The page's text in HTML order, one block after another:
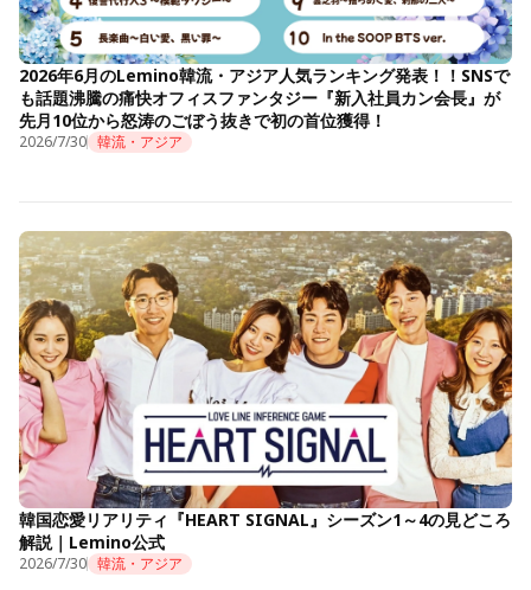
2026年6月のLemino韓流・アジア人気ランキング発表！！SNSで
も話題沸騰の痛快オフィスファンタジー『新入社員カン会長』が
先月10位から怒涛のごぼう抜きで初の首位獲得！
2026/7/30 韓流・アジア
韓国恋愛リアリティ『HEART SIGNAL』シーズン1～4の見どころ
解説｜Lemino公式
2026/7/30 韓流・アジア